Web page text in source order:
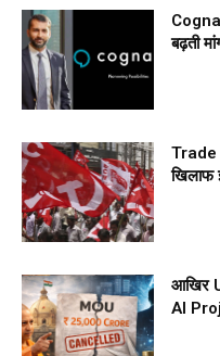
बढ़ती
खिलाफ
आखिर
AI